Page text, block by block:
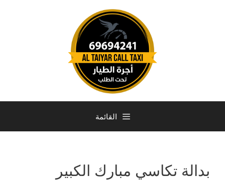
القائمة
بدالة تكاسي مبارك الكبير